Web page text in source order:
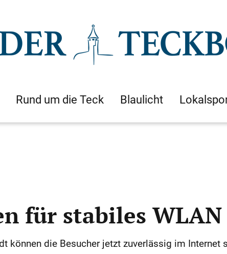
Rund um die Teck Blaulicht
für stabiles WLAN
können die Besucher jetzt zuverlässig im Internet